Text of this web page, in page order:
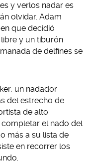
y verlos nadar es
olvidar. Adam
que decidió
y un tiburón
de delfines se
un nadador
del estrecho de
de alto
el nado del
más a su lista de
en recorrer los